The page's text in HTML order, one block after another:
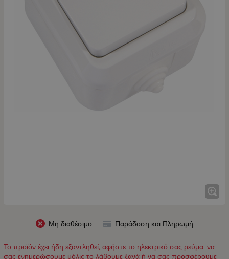
Μη διαθέσιμο Παράδοση και Πληρωμή
Το προϊόν έχει ήδη εξαντληθεί, αφήστε το ηλεκτρικό σας ρεύμα. να
σας ενημερώσουμε μόλις το λάβουμε ξανά ή να σας προσφέρουμε